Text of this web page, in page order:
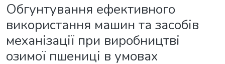
Обгунтування ефективного
використання машин та засобів
механізації при виробництві
озимої пшениці в умовах